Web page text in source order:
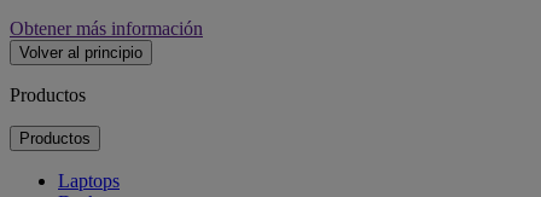
Obtener más información
Volver al principio
Productos
Productos
Laptops